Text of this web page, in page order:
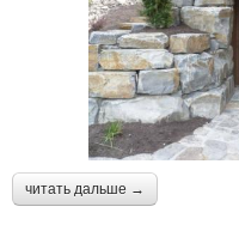
читать дальше →